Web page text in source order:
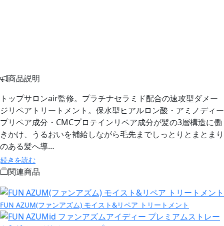
商品説明
トップサロンair監修。プラチナセラミド配合の速攻型ダメー
ジリペアトリートメント。保水型ヒアルロン酸・アミノディー
プリペア成分・CMCプロテインリペア成分が髪の3層構造に働
きかけ、うるおいを補給しながら毛先までしっとりとまとまり
のある髪へ導…
続きを読む
関連商品
FUN AZUM(ファンアズム) モイスト&リペア トリートメント